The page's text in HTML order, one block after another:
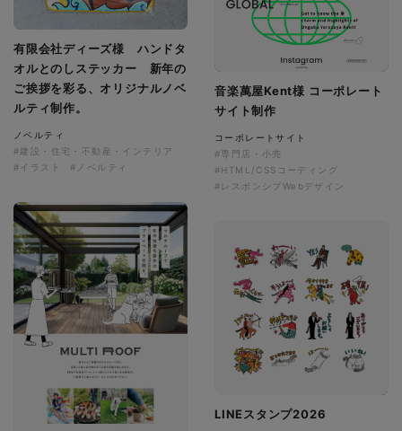
音楽萬屋Kent様 コーポレート
サイト制作
コーポレートサイト
#専門店・小売
#HTML/CSSコーディング
#レスポンシブWebデザイン
有限会社ディーズ様 ハンドタ
オルとのしステッカー 新年の
ご挨拶を彩る、オリジナルノベ
ルティ制作。
ノベルティ
#建設・住宅・不動産・インテリア
#イラスト
#ノベルティ
LINEスタンプ2026